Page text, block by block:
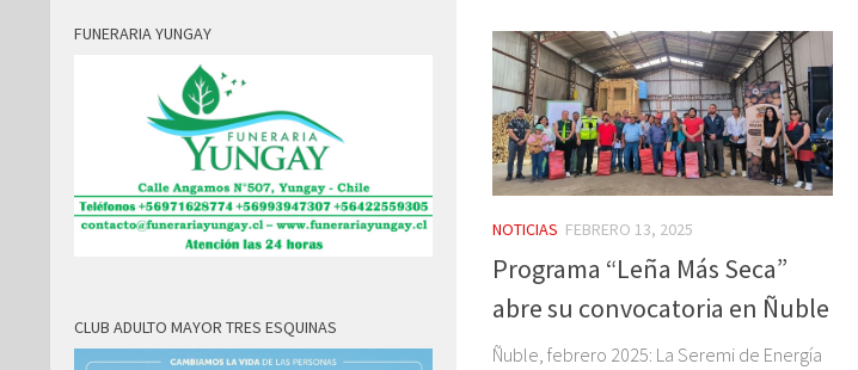
NOTICIAS FEBRERO 13, 2025
Programa “Leña Más Seca”
abre su convocatoria en Ñuble
Ñuble, febrero 2025: La Seremi de Energía
FUNERARIA YUNGAY
CLUB ADULTO MAYOR TRES ESQUINAS